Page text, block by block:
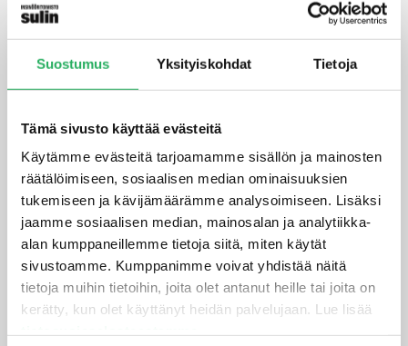
Suostumus Yksityiskohdat Tietoja
Tämä sivusto käyttää evästeitä
Käytämme evästeitä tarjoamamme sisällön ja mainosten
räätälöimiseen, sosiaalisen median ominaisuuksien
tukemiseen ja kävijämäärämme analysoimiseen. Lisäksi
jaamme sosiaalisen median, mainosalan ja analytiikka-
alan kumppaneillemme tietoja siitä, miten käytät
sivustoamme. Kumppanimme voivat yhdistää näitä
tietoja muihin tietoihin, joita olet antanut heille tai joita on
kerätty, kun olet käyttänyt heidän palvelujaan. Lue lisää
saada helposti poistettua.
LUE LISÄÄ